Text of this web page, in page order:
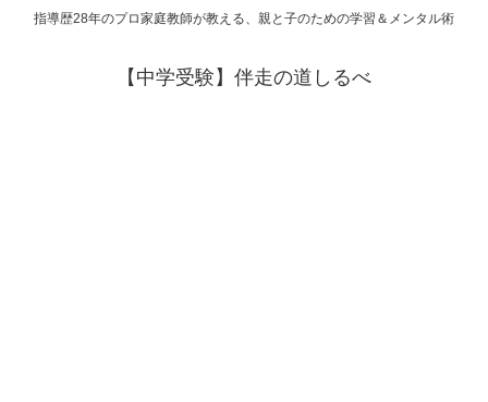
指導歴28年のプロ家庭教師が教える、親と子のための学習＆メンタル術
【中学受験】伴走の道しるべ